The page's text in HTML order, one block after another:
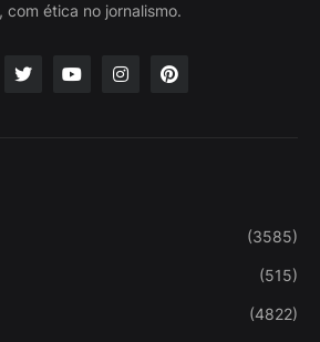
com ética no jornalismo.
(3585)
(515)
(4822)